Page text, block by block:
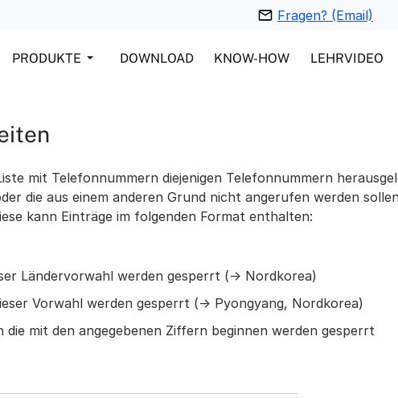
Fragen? (Email)
PRODUKTE DOWNLOAD KNOW-HOW LEHRVIDEO
mit Telefonnummern diejenigen Telefonnummern
die aus einem anderen Grund nicht angerufen werden
kann Einträge im folgenden Format enthalten:
Ländervorwahl werden gesperrt (-> Nordkorea)
Vorwahl werden gesperrt (-> Pyongyang, Nordkorea)
die mit den angegebenen Ziffern beginnen werden gesperrt